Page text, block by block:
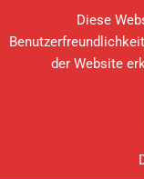
Diese
der Website